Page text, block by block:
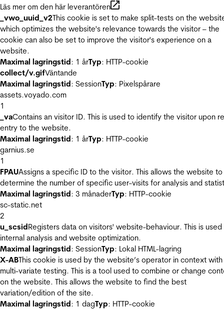
Läs mer om den här leverantören
_vwo_uuid_v2This cookie is set to make split-tests on the
which optimizes the website's relevance towards the visitor – the
cookie can also be set to improve the visitor's experience on a
website.
Maximal lagringstid: 1 årTyp: HTTP-cookie
collect/v.gifVäntande
Maximal lagringstid: SessionTyp: Pixelspårare
assets.voyado.com
1
_vaContains an visitor ID. This is used to identify the visitor upon
entry to the website.
Maximal lagringstid: 1 årTyp: HTTP-cookie
garnius.se
1
FPAUAssigns a specific ID to the visitor. This allows the website to
determine the number of specific user-visits for analysis and
Maximal lagringstid: 3 månaderTyp: HTTP-cookie
sc-static.net
2
u_scsidRegisters data on visitors' website-behaviour. This is
internal analysis and website optimization.
Maximal lagringstid: SessionTyp: Lokal HTML-lagring
X-ABThis cookie is used by the website’s operator in context with
multi-variate testing. This is a tool used to combine or change
on the website. This allows the website to find the best
variation/edition of the site.
Maximal lagringstid: 1 dagTyp: HTTP-cookie